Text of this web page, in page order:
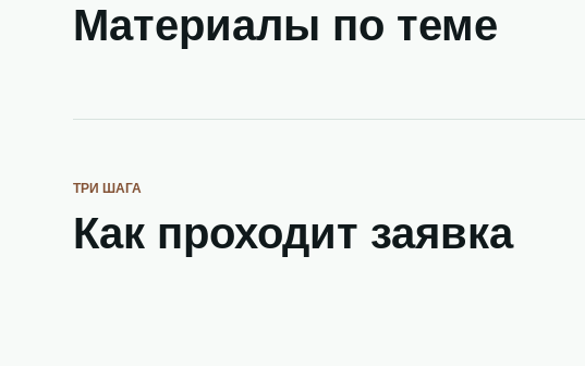
Материалы по теме
ТРИ ШАГА
Как проходит заявка